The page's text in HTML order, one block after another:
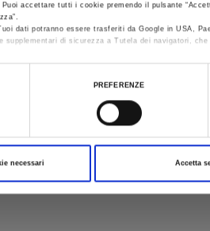
Puoi accettare tutti i cookie premendo il pulsante
dati potranno essere trasferiti da Google in USA,
supplementari di sicurezza a Tutela dei navigatori,
e visualizzare le informazioni complete sul
PREFERENZE
necessari Accetta
Stay